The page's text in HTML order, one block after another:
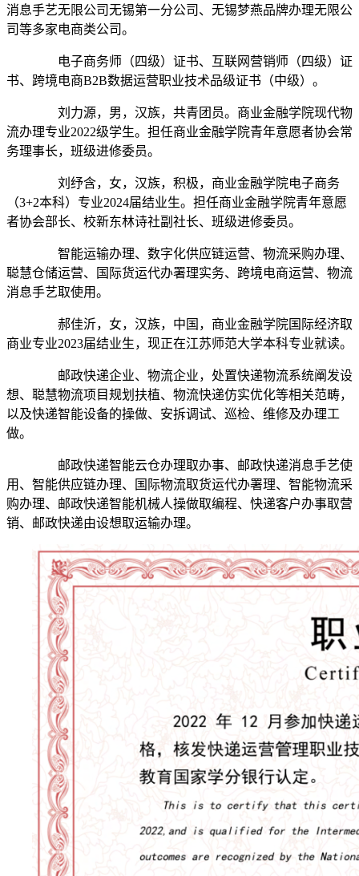
消息手艺无限公司无锡第一分公司、无锡梦燕品牌办理无限公
司等多家电商类公司。
电子商务师（四级）证书、互联网营销师（四级）证
书、跨境电商B2B数据运营职业技术品级证书（中级）。
刘力源，男，汉族，共青团员。商业金融学院现代物
流办理专业2022级学生。担任商业金融学院青年意愿者协会常
务理事长，班级进修委员。
刘纾含，女，汉族，积极，商业金融学院电子商务
（3+2本科）专业2024届结业生。担任商业金融学院青年意愿
者协会部长、校新东林诗社副社长、班级进修委员。
智能运输办理、数字化供应链运营、物流采购办理、
聪慧仓储运营、国际货运代办署理实务、跨境电商运营、物流
消息手艺取使用。
郝佳沂，女，汉族，中国，商业金融学院国际经济取
商业专业2023届结业生，现正在江苏师范大学本科专业就读。
邮政快递企业、物流企业，处置快递物流系统阐发设
想、聪慧物流项目规划扶植、物流快递仿实优化等相关范畴，
以及快递智能设备的操做、安拆调试、巡检、维修及办理工
做。
邮政快递智能云仓办理取办事、邮政快递消息手艺使
用、智能供应链办理、国际物流取货运代办署理、智能物流采
购办理、邮政快递智能机械人操做取编程、快递客户办事取营
销、邮政快递由设想取运输办理。